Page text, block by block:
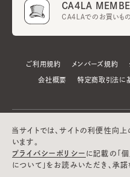
CA4LA
CA4LAでのお買いもの
ご利用規約 メンバーズ規約
会社概要 特定商取引法に
当サイトでは、サイトの利便性向
います。
プライバシーポリシー に記載の「
について」をお読みいただき、承諾